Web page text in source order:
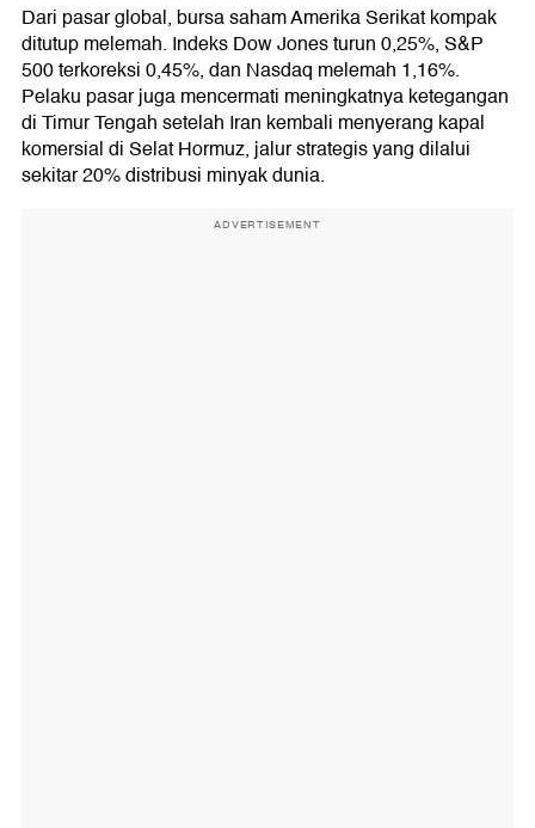
Dari pasar global, bursa saham Amerika Serikat kompak
ditutup melemah. Indeks Dow Jones turun 0,25%, S&P
500 terkoreksi 0,45%, dan Nasdaq melemah 1,16%.
Pelaku pasar juga mencermati meningkatnya ketegangan
di Timur Tengah setelah Iran kembali menyerang kapal
komersial di Selat Hormuz, jalur strategis yang dilalui
sekitar 20% distribusi minyak dunia.
ADVERTISEMENT